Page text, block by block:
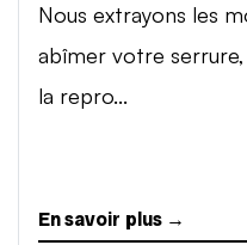
Nous extrayons les
abîmer votre
la repro...
En savoir plus →